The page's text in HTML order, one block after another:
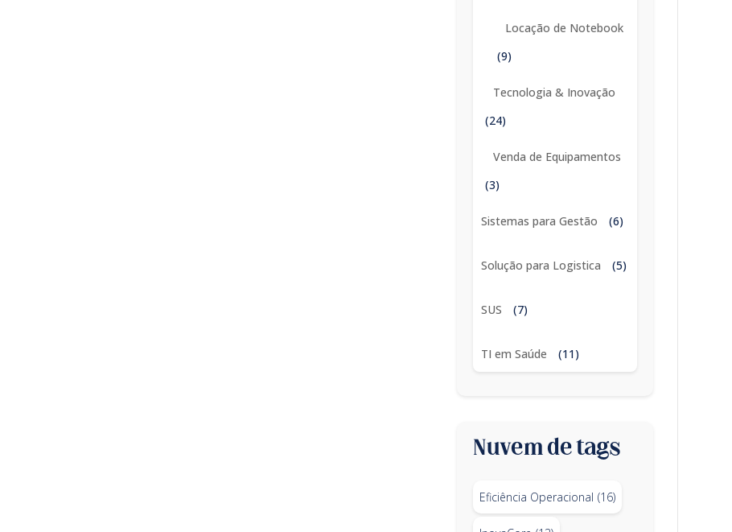
Locação de Notebook
(9)
Tecnologia & Inovação
(24)
Venda de Equipamentos
(3)
Sistemas para Gestão (6)
Solução para Logistica (5)
SUS (7)
TI em Saúde (11)
Nuvem de tags
Eficiência Operacional (16)